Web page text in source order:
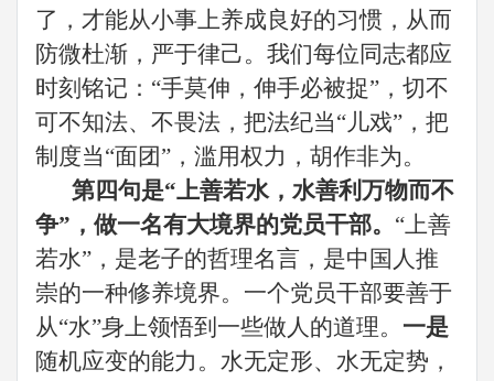
了，才能从小事上养成良好的习惯，从而
防微杜渐，严于律己。 我们每位 同志都应
时刻铭记： “手莫伸，伸手必被捉”，切不
可不知法、不畏法，把法纪当“儿戏”，把
制度当“面团”，滥用权力，胡作非为。
第 四句是“上善若水，水善利万物而不
争”，做一名有大境界的党员干部。 “上善
若水”，是老子的哲理名言，是中国人推
崇的一种修养境界。一个党员干部要善于
从“水”身上领悟到一些做人的道理。 一是
随机应变的能力。水无定形、水无定势，